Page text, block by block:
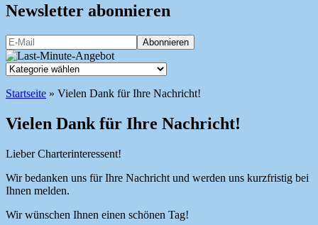
Newsletter abonnieren
Startseite » Vielen Dank für Ihre Nachricht!
Vielen Dank für Ihre Nachricht!
Lieber Charterinteressent!
Wir bedanken uns für Ihre Nachricht und werden uns kurzfristig bei
Ihnen melden.
Wir wünschen Ihnen einen schönen Tag!